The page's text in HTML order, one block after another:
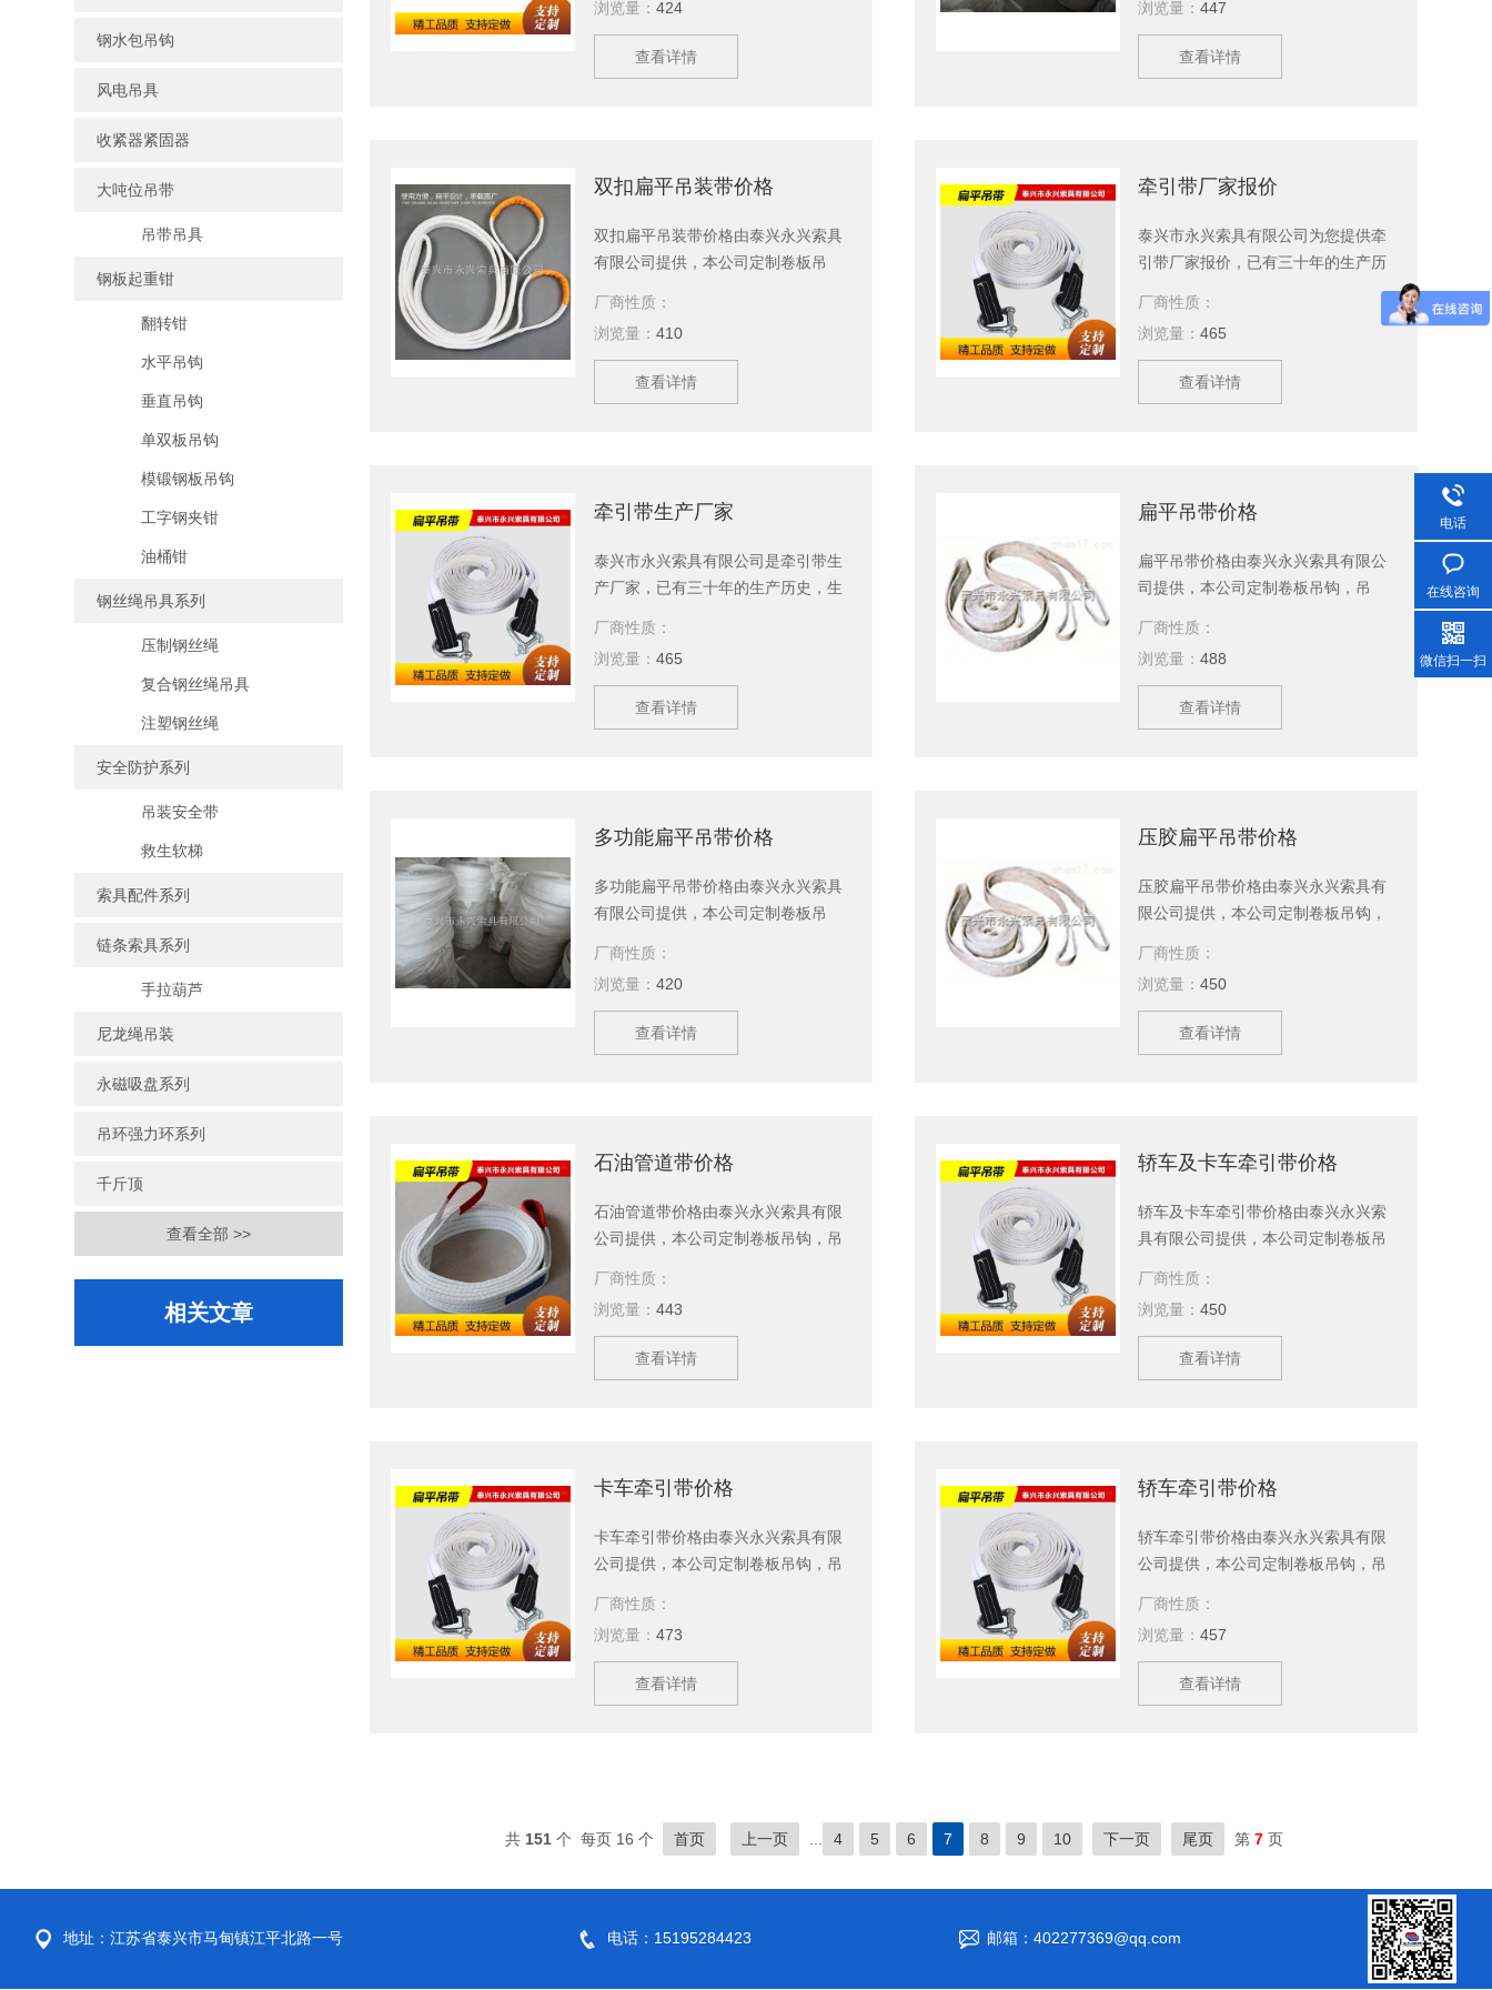
钢水包吊钩
风电吊具
收紧器紧固器
大吨位吊带
吊带吊具
钢板起重钳
翻转钳
水平吊钩
垂直吊钩
单双板吊钩
模锻钢板吊钩
工字钢夹钳
油桶钳
钢丝绳吊具系列
压制钢丝绳
复合钢丝绳吊具
注塑钢丝绳
安全防护系列
吊装安全带
救生软梯
索具配件系列
链条索具系列
手拉葫芦
尼龙绳吊装
永磁吸盘系列
吊环强力环系列
千斤顶
查看全部 >>
相关文章
台车、油桶搬运车、静音平板车、叉
吊具、叉车配件等；公司一直遵循“创
育一个优秀的品牌，跻身物流仓储设
浏览量： 424
查看详情
订购。
浏览量：447
查看详情
双扣扁平吊装带价格
双扣扁平吊装带价格由泰兴永兴索具
有限公司提供，本公司定制卷板吊
绳等产品，现货供应，欢迎新老顾客
订购。
厂商性质：
浏览量： 410
查看详情
牵引带厂家报价
泰兴市永兴索具有限公司为您提供牵
引带厂家报价，已有三十年的生产历
史，生产设备精良，技术力量雄厚、
管理体系完善、产品*、服务及时，全
国，深受广大用户的欢迎。公司可以
产，并代为提供专业产品检验报告。
厂商性质：
浏览量：465
查看详情
牵引带生产厂家
泰兴市永兴索具有限公司是牵引带生
产厂家，已有三十年的生产历史，生
系完善、产品*、服务及时，全国，深
受广大用户的欢迎。公司可以根据客
为提供专业产品检验报告。
厂商性质：
浏览量： 465
查看详情
扁平吊带价格
扁平吊带价格由泰兴永兴索具有限公
司提供，本公司定制卷板吊钩，吊
品，现货供应，欢迎新老顾客订购。
厂商性质：
浏览量：488
查看详情
多功能扁平吊带价格
多功能扁平吊带价格由泰兴永兴索具
有限公司提供，本公司定制卷板吊
绳等产品，现货供应，欢迎新老顾客
订购。
厂商性质：
浏览量： 420
查看详情
压胶扁平吊带价格
压胶扁平吊带价格由泰兴永兴索具有
限公司提供，本公司定制卷板吊钩，
产品，现货供应，欢迎新老顾客订
购。
厂商性质：
浏览量：450
查看详情
石油管道带价格
石油管道带价格由泰兴永兴索具有限
公司提供，本公司定制卷板吊钩，吊
品，现货供应，欢迎新老顾客订购。
厂商性质：
浏览量： 443
查看详情
轿车及卡车牵引带价格
轿车及卡车牵引带价格由泰兴永兴索
具有限公司提供，本公司定制卷板吊
绳等产品，现货供应，欢迎新老顾客
订购。
厂商性质：
浏览量：450
查看详情
卡车牵引带价格
卡车牵引带价格由泰兴永兴索具有限
公司提供，本公司定制卷板吊钩，吊
品，现货供应，欢迎新老顾客订购。
厂商性质：
浏览量： 473
查看详情
轿车牵引带价格
轿车牵引带价格由泰兴永兴索具有限
公司提供，本公司定制卷板吊钩，吊
品，现货供应，欢迎新老顾客订购。
厂商性质：
浏览量：457
查看详情
共 151个 每页 16 个 首页 上一页 4 5 6 7 8 9 10 下一页 尾页 第 7页
地址：江苏省泰兴市马甸镇江平北路一号 电话：15195284423 邮箱：402277369@qq.com
电话
在线咨询
微信扫一扫